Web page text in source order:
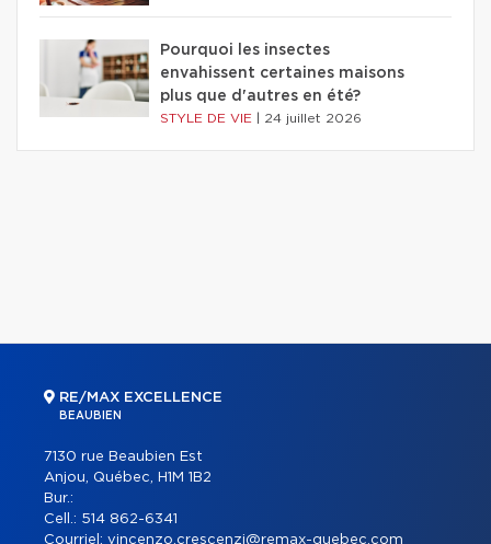
Pourquoi les insectes
envahissent certaines maisons
plus que d'autres en été?
STYLE DE VIE 24 juillet 2026
RE/MAX EXCELLENCE
BEAUBIEN
7130 rue Beaubien Est
Anjou, Québec, H1M 1B2
Bur.:
Cell.: 514 862-6341
Courriel: vincenzo.crescenzi@remax-quebec.com